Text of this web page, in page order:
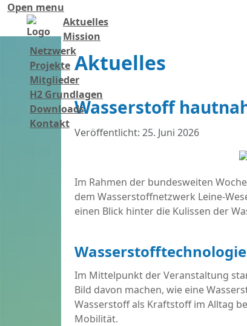
Open menu
Aktuelles
Mission
Netzwerk
Projekte
Mitglieder
H2 Grundlagen
Downloads
Kontakt
Aktuelles
Wasserstoff
Details
Veröffentlicht: 25. Juni 2026
Im Rahmen der bundesweiten
dem Wasserstoffnetzwerk Leine-
einen Blick hinter die Kulissen der
Im Mittelpunkt der Veranstaltung
Bild davon machen, wie eine
Wasserstoff als Kraftstoff im Alltag
Mobilität.